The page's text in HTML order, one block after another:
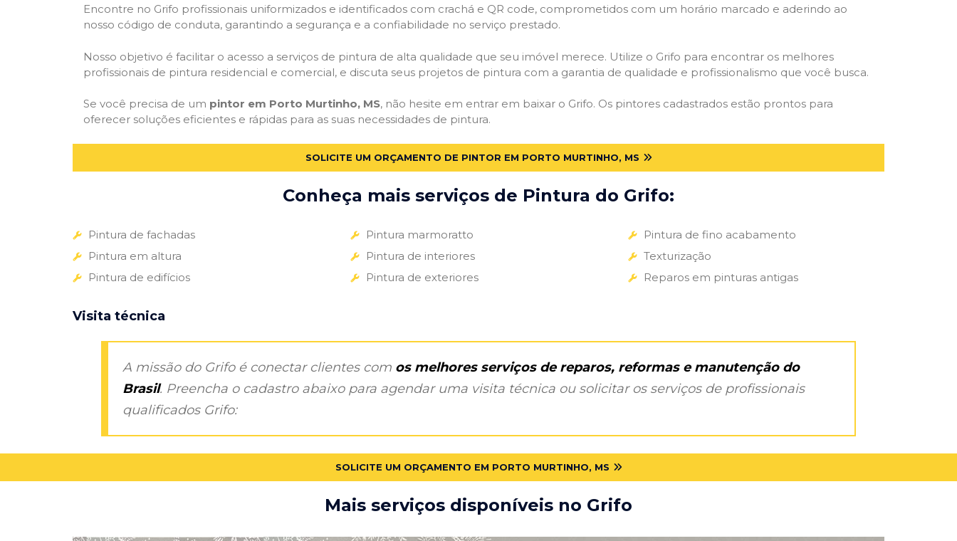
Encontre no Grifo profissionais uniformizados e identificados com crachá e QR code, comprometidos com um horário marcado e aderindo ao
nosso código de conduta, garantindo a segurança e a confiabilidade no serviço prestado.
Nosso objetivo é facilitar o acesso a serviços de pintura de alta qualidade que seu imóvel merece. Utilize o Grifo para encontrar os melhores
profissionais de pintura residencial e comercial, e discuta seus projetos de pintura com a garantia de qualidade e profissionalismo que você busca.
Se você precisa de um pintor em Porto Murtinho, MS, não hesite em entrar em baixar o Grifo. Os pintores cadastrados estão prontos para
oferecer soluções eficientes e rápidas para as suas necessidades de pintura.
SOLICITE UM ORÇAMENTO DE PINTOR EM PORTO MURTINHO, MS
Conheça mais serviços de Pintura do Grifo:
Pintura de fachadas
Pintura em altura
Pintura de edifícios
Pintura marmoratto
Pintura de interiores
Pintura de exteriores
Pintura de fino acabamento
Texturização
Reparos em pinturas antigas
Visita técnica
A missão do Grifo é conectar clientes com os melhores serviços de reparos, reformas e manutenção do
Brasil. Preencha o cadastro abaixo para agendar uma visita técnica ou solicitar os serviços de profissionais
qualificados Grifo:
SOLICITE UM ORÇAMENTO EM PORTO MURTINHO, MS
Mais serviços disponíveis no Grifo